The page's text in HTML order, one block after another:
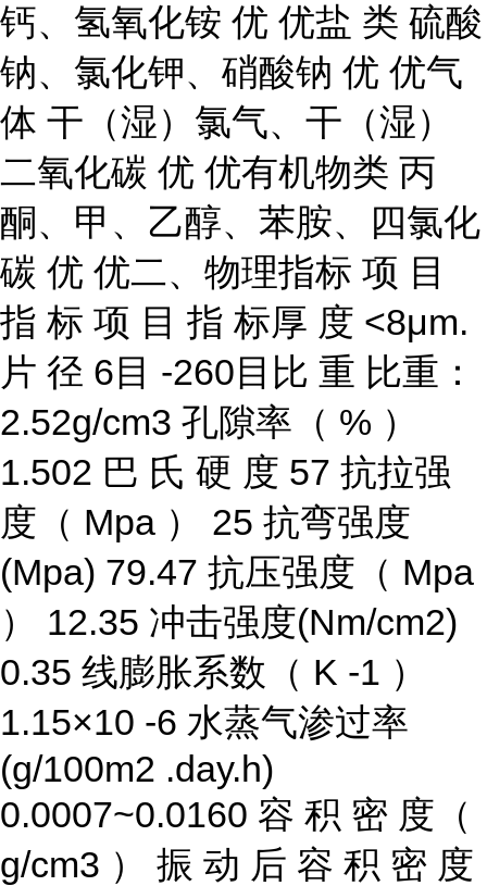
钙、氢氧化铵 优 优盐 类 硫酸
钠、氯化钾、硝酸钠 优 优气
体 干（湿）氯气、干（湿）
二氧化碳 优 优有机物类 丙
酮、甲、乙醇、苯胺、四氯化
碳 优 优二、物理指标 项 目
指 标 项 目 指 标厚 度 <8μm.
片 径 6目 -260目比 重 比重：
2.52g/cm3 孔隙率（ % ）
1.502 巴 氏 硬 度 57 抗拉强
度（ Mpa ） 25 抗弯强度
(Mpa) 79.47 抗压强度（ Mpa
） 12.35 冲击强度(Nm/cm2)
0.35 线膨胀系数（ K -1 ）
1.15×10 -6 水蒸气渗过率
(g/100m2 .day.h)
0.0007~0.0160 容 积 密 度（
g/cm3 ） 振 动 后 容 积 密 度